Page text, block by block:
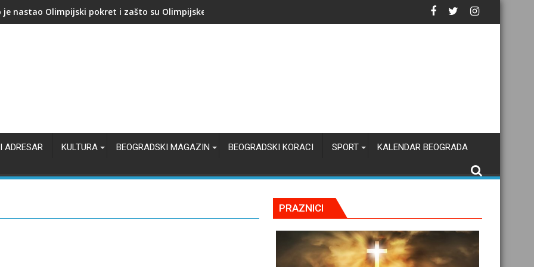
kupuje proizvođača AI čipova: Počinje nova bitka za jeftiniju veštačku inteligenciju
ADRESAR KULTURA BEOGRADSKI MAGAZIN BEOGRADSKI KORACI SPORT KALENDAR BEOGRADA
PRAZNICI